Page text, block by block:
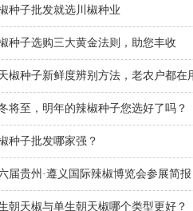
种子批发就选川椒种业
种子选购三大黄金法则，助您丰收
椒种子新鲜度辨别方法，老农户都在
将至，明年的辣椒种子您选好了吗？
种子批发哪家强？
届贵州·遵义国际辣椒博览会参展简报
朝天椒与单生朝天椒哪个类型更好？